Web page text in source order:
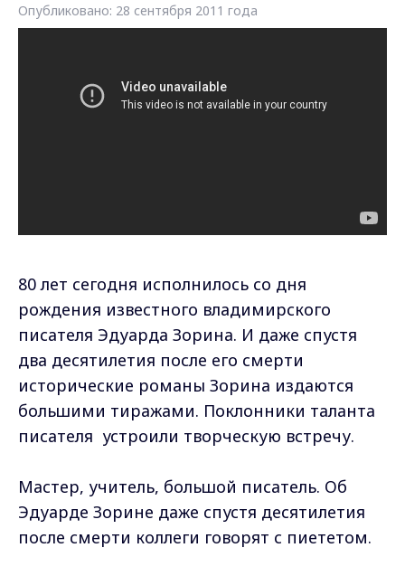
Опубликовано: 28 сентября 2011 года
80 лет сегодня исполнилось со дня
рождения известного владимирского
писателя Эдуарда Зорина. И даже спустя
два десятилетия после его смерти
исторические романы Зорина издаются
большими тиражами. Поклонники таланта
писателя устроили творческую встречу.
Мастер, учитель, большой писатель. Об
Эдуарде Зорине даже спустя десятилетия
после смерти коллеги говорят с пиететом.